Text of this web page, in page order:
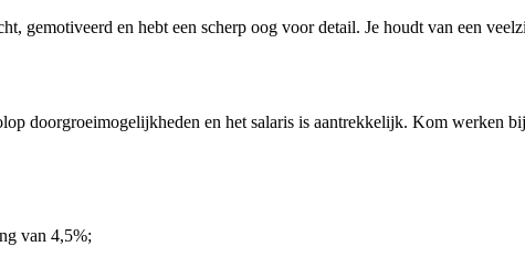
gemotiveerd en hebt een scherp oog voor detail. Je houdt van een
doorgroeimogelijkheden en het salaris is aantrekkelijk. Kom werken
van 4,5%;